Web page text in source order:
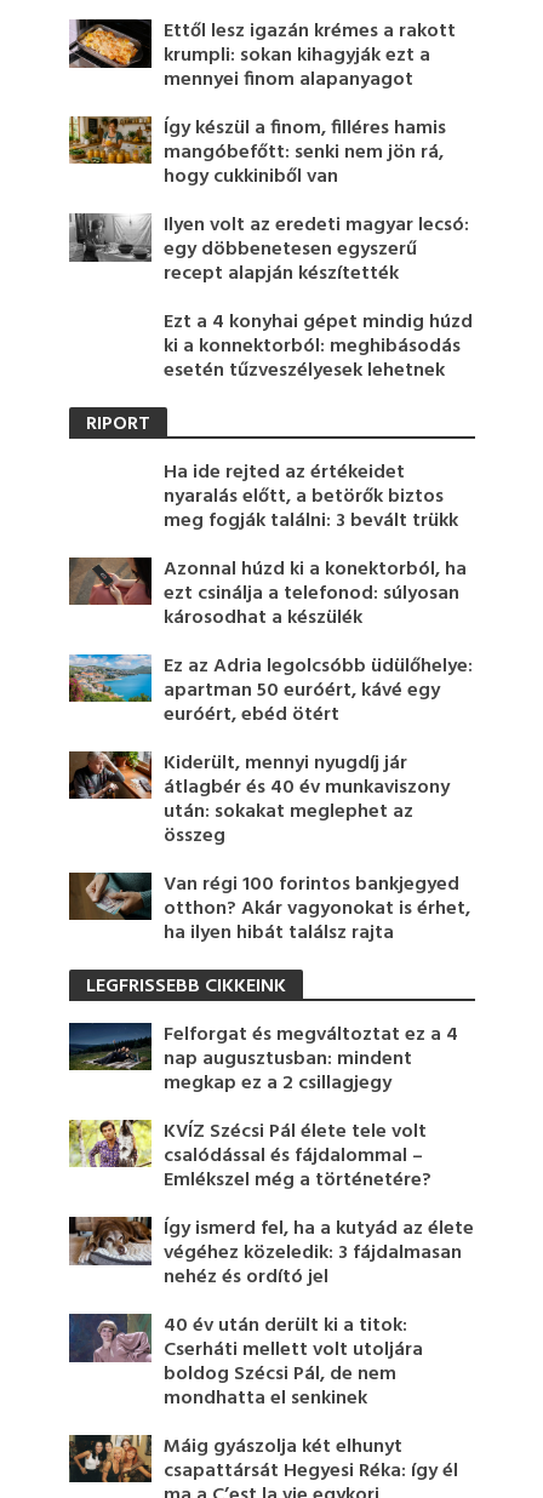
Ettől lesz igazán krémes a rakott
krumpli: sokan kihagyják ezt a
mennyei finom alapanyagot
Így készül a finom, filléres hamis
mangóbefőtt: senki nem jön rá,
hogy cukkiniből van
Ilyen volt az eredeti magyar lecsó:
egy döbbenetesen egyszerű
recept alapján készítették
Ezt a 4 konyhai gépet mindig húzd
ki a konnektorból: meghibásodás
esetén tűzveszélyesek lehetnek
RIPORT
Ha ide rejted az értékeidet
nyaralás előtt, a betörők biztos
meg fogják találni: 3 bevált trükk
Azonnal húzd ki a konektorból, ha
ezt csinálja a telefonod: súlyosan
károsodhat a készülék
Ez az Adria legolcsóbb üdülőhelye:
apartman 50 euróért, kávé egy
euróért, ebéd ötért
Kiderült, mennyi nyugdíj jár
átlagbér és 40 év munkaviszony
után: sokakat meglephet az
összeg
Van régi 100 forintos bankjegyed
otthon? Akár vagyonokat is érhet,
ha ilyen hibát találsz rajta
LEGFRISSEBB CIKKEINK
Felforgat és megváltoztat ez a 4
nap augusztusban: mindent
megkap ez a 2 csillagjegy
KVÍZ Szécsi Pál élete tele volt
csalódással és fájdalommal –
Emlékszel még a történetére?
Így ismerd fel, ha a kutyád az élete
végéhez közeledik: 3 fájdalmasan
nehéz és ordító jel
40 év után derült ki a titok:
Cserháti mellett volt utoljára
boldog Szécsi Pál, de nem
mondhatta el senkinek
Máig gyászolja két elhunyt
csapattársát Hegyesi Réka: így él